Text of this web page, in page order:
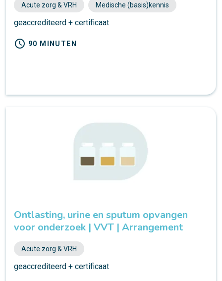
Acute zorg & VRH Medische (basis)kennis
geaccrediteerd + certificaat
schedule 90 MINUTEN
Ontlasting, urine en sputum opvangen
voor onderzoek | VVT | Arrangement
Acute zorg & VRH
geaccrediteerd + certificaat